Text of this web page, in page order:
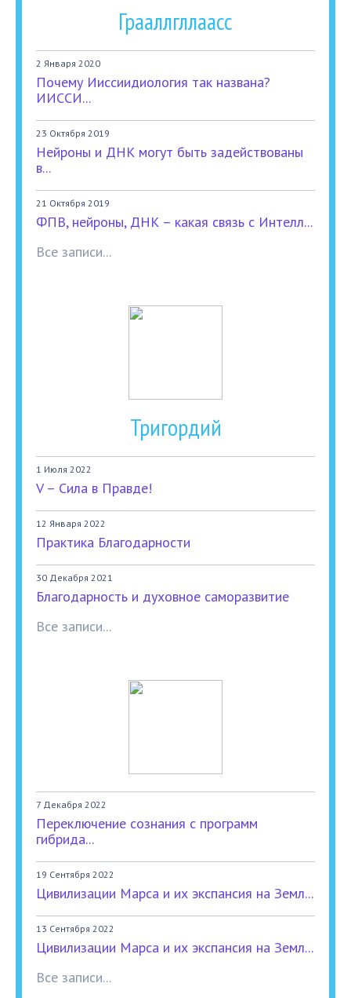
Грааллгллаасс
2 Января 2020
Почему Ииссиидиология так названа?
ИИССИ...
23 Октября 2019
Нейроны и ДНК могут быть задействованы
в...
21 Октября 2019
ФПВ, нейроны, ДНК – какая связь с Интелл...
Все записи...
Тригордий
1 Июля 2022
V – Сила в Правде!
12 Января 2022
Практика Благодарности
30 Декабря 2021
Благодарность и духовное саморазвитие
Все записи...
7 Декабря 2022
Переключение сознания с программ
гибрида...
19 Сентября 2022
Цивилизации Марса и их экспансия на Земл...
13 Сентября 2022
Цивилизации Марса и их экспансия на Земл...
Все записи...